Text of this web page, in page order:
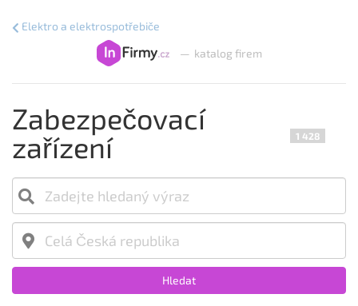
— katalog firem
Elektro a elektrospotřebiče
Zabezpečovací
zařízení
1 428
Hledat